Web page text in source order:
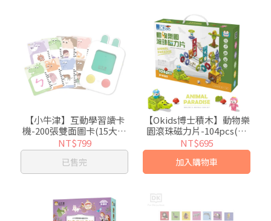
【小牛津】互動學習讀卡
機-200張雙面圖卡(15大主
題-ㄅㄆㄇ+英文單字/例
句、趣味音效、英文兒歌)
NT$799
已售完
【Okids博士積木】動物樂
園滾珠磁力片-104pcs(滾
珠軌道/造型磁力片/動物造
景玩具)
NT$695
加入購物車